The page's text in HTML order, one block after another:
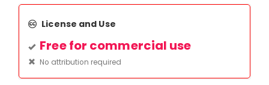
License and Use
Free for commercial use
No attribution required